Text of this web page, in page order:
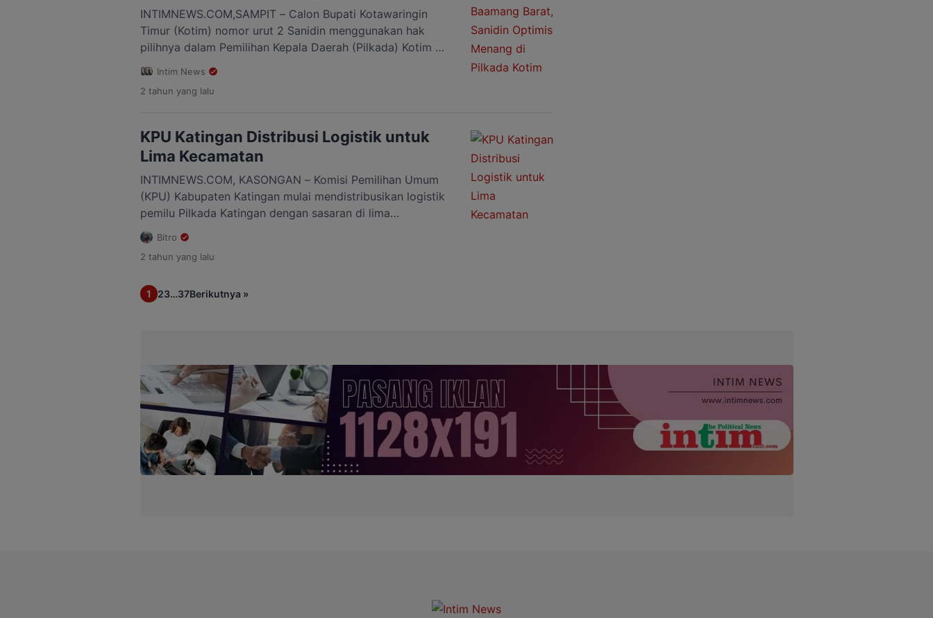
INTIMNEWS.COM,SAMPIT – Calon Bupati Kotawaringin
Timur (Kotim) nomor urut 2 Sanidin menggunakan hak
pilihnya dalam Pemilihan Kepala Daerah (Pilkada) Kotim di
Tempat Pemungutan Suara (TPS) 005 Kelurahan Baamang
istrinya, Sanidin tiba di TPS sekitar pukul 09.00 WIB,
disambut hangat oleh warga yang sudah […]
Intim News
2 tahun yang lalu
KPU Katingan Distribusi Logistik untuk
Lima Kecamatan
INTIMNEWS.COM, KASONGAN – Komisi Pemilihan Umum
(KPU) Kabupaten Katingan mulai mendistribusikan logistik
pemilu Pilkada Katingan dengan sasaran di lima
kecamatan, tiga di antaranya berada di hulu dan dua di
hilir. Ketua KPU Katingan Wahyuni, menyatakan, pada hari
pertama pendistribusian logistik, tiga kecamatan paling
Marikit, sedangkan Kecamatan […]
Bitro
2 tahun yang lalu
1 23…37Berikutnya »